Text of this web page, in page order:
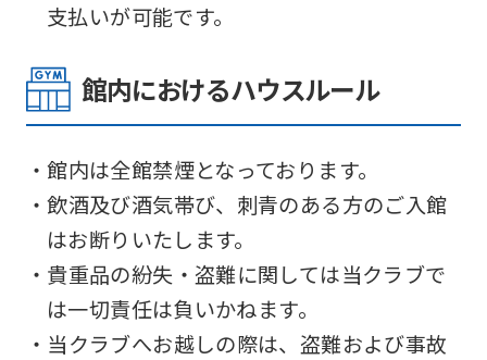
支払いが可能です。
館内におけるハウスルール
・館内は全館禁煙となっております。
・飲酒及び酒気帯び、刺青のある方のご入館
はお断りいたします。
・貴重品の紛失・盗難に関しては当クラブで
は一切責任は負いかねます。
・当クラブへお越しの際は、盗難および事故